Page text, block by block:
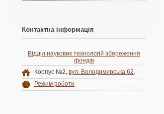
Контактна інформація
Відділ наукових технологій збереження
фондів
Корпус №2, вул. Володимирська 62.
Режим роботи